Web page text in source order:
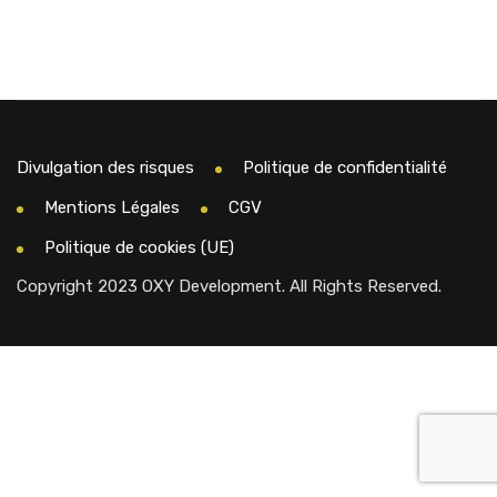
Copyright 2023 OXY Development. All Rights Reserved.
Divulgation des risques
Politique de confidentialité
Mentions Légales
CGV
Politique de cookies (UE)